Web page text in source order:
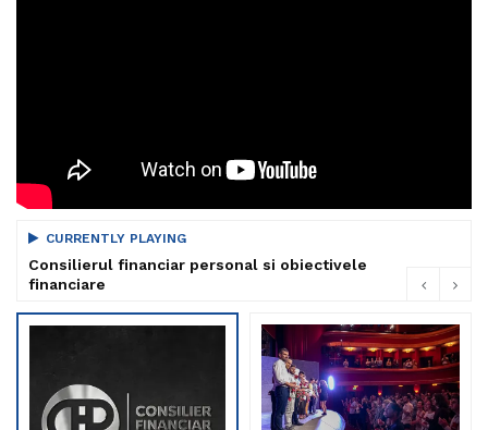
CURRENTLY PLAYING
Consilierul financiar personal si obiectivele
financiare